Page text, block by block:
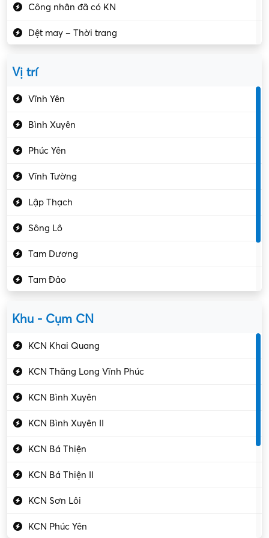
Công nhân đã có KN
Dệt may – Thời trang
Kiểm soát chất lượng
Kỹ sư cơ khí
Kỹ sư điện
Kỹ thuật cao
Kỹ thuật mạng – IT
Làm bán thời gian
Lao động phổ thông
Lập trình – Phát triển
Luật – Công chứng
Marketing – PR
Vị trí
Vĩnh Yên
Bình Xuyên
Phúc Yên
Vĩnh Tường
Lập Thạch
Sông Lô
Tam Dương
Tam Đảo
Khu - Cụm CN
KCN Khai Quang
KCN Thăng Long Vĩnh Phúc
KCN Bình Xuyên
KCN Bình Xuyên II
KCN Bá Thiện
KCN Bá Thiện II
KCN Sơn Lôi
KCN Phúc Yên